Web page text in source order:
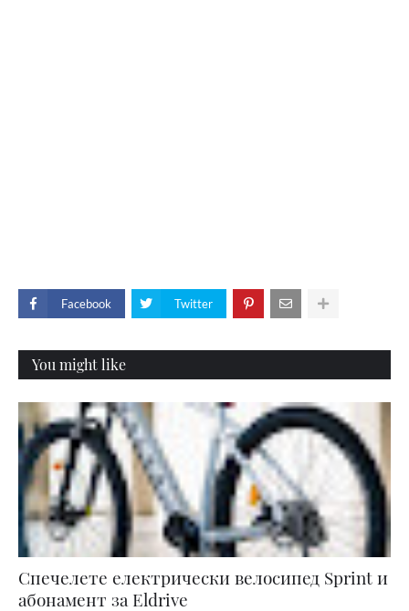
Facebook Twitter
You might like
Спечелете електрически велосипед Sprint и
абонамент за Eldrive